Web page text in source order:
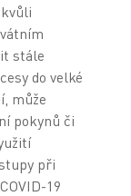
stále
do velké
může
pokynů či
při
19